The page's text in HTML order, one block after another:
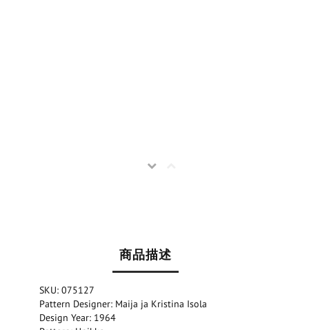
商品描述
SKU: 075127
Pattern Designer: Maija ja Kristina Isola
Design Year: 1964